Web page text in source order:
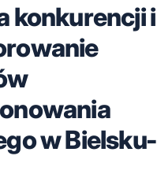
konkurencji i
w Bielsku-